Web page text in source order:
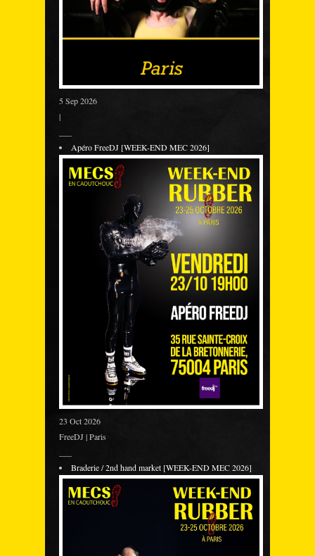
5 Sep 2026
|
Apéro FreeDJ [WEEK-END MEC 2026]
23 Oct 2026
FreeDJ | Paris
Braderie / 2nd hand market [WEEK-END MEC 2026]